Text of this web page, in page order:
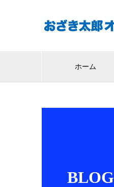
ホーム
BLOG